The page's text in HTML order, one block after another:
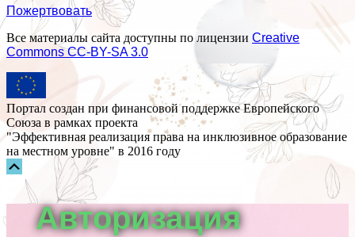
Пожертвовать
Все материалы сайта доступны по лицензии Creative
Commons СС-BY-SA 3.0
Портал создан при финансовой поддержке Европейского
Союза в рамках проекта
"Эффективная реализация права на инклюзивное образование
на местном уровне" в 2016 году
Прокрутка
вверх
Авторизация